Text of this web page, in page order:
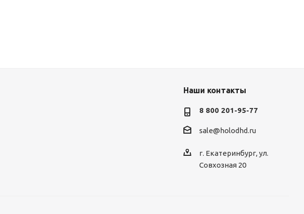
Наши контакты
8 800 201-95-77
sale@holodhd.ru
г. Екатеринбург, ул.
Совхозная 20